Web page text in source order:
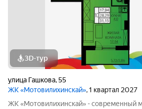
3D-тур
улица Гашкова,55
ЖК «Мотовилихинскай», 1 квартал 2027
ЖК «Мотовилихинскай» - современный